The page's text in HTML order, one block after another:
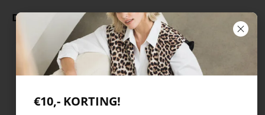
Deze producten ga je leuk vinden
€10,- KORTING!